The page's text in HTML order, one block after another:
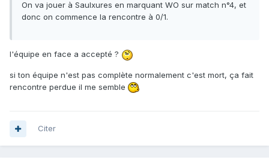
On va jouer à Saulxures en marquant WO sur match n°4, et
donc on commence la rencontre à 0/1.
l'équipe en face a accepté ?
si ton équipe n'est pas complète normalement c'est mort, ça fait
rencontre perdue il me semble
Citer